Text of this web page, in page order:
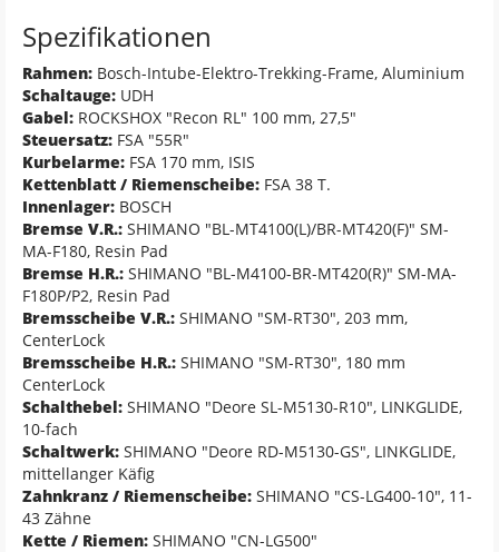
Spezifikationen
Rahmen: Bosch-Intube-Elektro-Trekking-Frame, Aluminium
Schaltauge: UDH
Gabel: ROCKSHOX "Recon RL" 100 mm, 27,5"
Steuersatz: FSA "55R"
Kurbelarme: FSA 170 mm, ISIS
Kettenblatt / Riemenscheibe: FSA 38 T.
Innenlager: BOSCH
Bremse V.R.: SHIMANO "BL-MT4100(L)/BR-MT420(F)" SM-
MA-F180, Resin Pad
Bremse H.R.: SHIMANO "BL-M4100-BR-MT420(R)" SM-MA-
F180P/P2, Resin Pad
Bremsscheibe V.R.: SHIMANO "SM-RT30", 203 mm,
CenterLock
Bremsscheibe H.R.: SHIMANO "SM-RT30", 180 mm
CenterLock
Schalthebel: SHIMANO "Deore SL-M5130-R10", LINKGLIDE,
10-fach
Schaltwerk: SHIMANO "Deore RD-M5130-GS", LINKGLIDE,
mittellanger Käfig
Zahnkranz / Riemenscheibe: SHIMANO "CS-LG400-10", 11-
43 Zähne
Kette / Riemen: SHIMANO "CN-LG500"